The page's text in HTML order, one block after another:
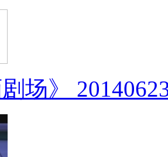
剧场》